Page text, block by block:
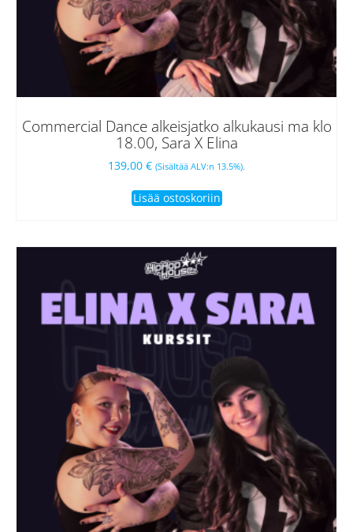
Commercial Dance alkeisjatko alkukausi ma klo
18.00, Sara X Elina
139,00 € (Sisältää ALV:n 13.5%).
Lisää ostoskoriin